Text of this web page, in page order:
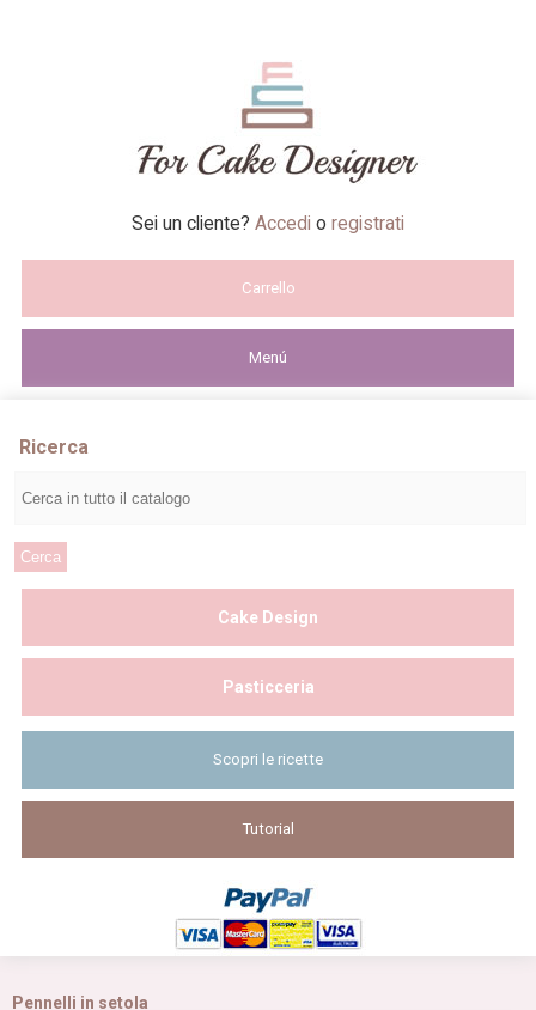
Sei un cliente? Accedi o registrati
Carrello
Menú
Ricerca
Cake Design
Pasticceria
Scopri le ricette
Tutorial
Pennelli in setola